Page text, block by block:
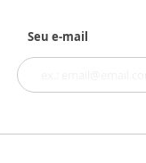
Seu e-mail